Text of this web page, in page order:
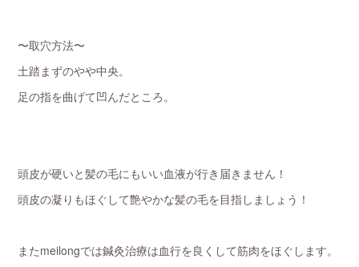
〜取穴方法〜
土踏まずのやや中央。
足の指を曲げて凹んだところ。
頭皮が硬いと髪の毛にもいい血液が行き届きません！
頭皮の凝りもほぐして艶やかな髪の毛を目指しましょう！
またmeilongでは鍼灸治療は血行を良くして筋肉をほぐします。